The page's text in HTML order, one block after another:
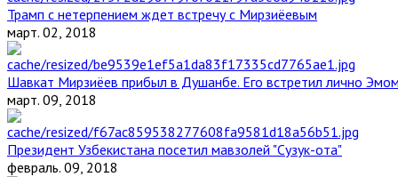
Трамп с нетерпением ждет встречу с Мирзиёевым
март. 02, 2018
Шавкат Мирзиёев прибыл в Душанбе. Его встретил лично
март. 09, 2018
Президент Узбекистана посетил мавзолей "Сузук-ота"
февраль. 09, 2018